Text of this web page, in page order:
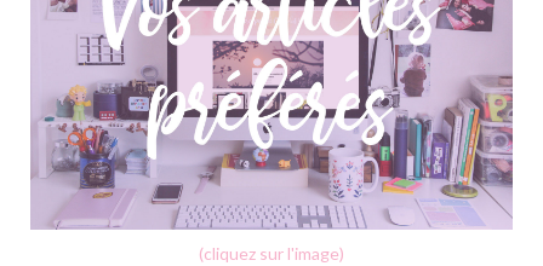
(cliquez sur l'image)